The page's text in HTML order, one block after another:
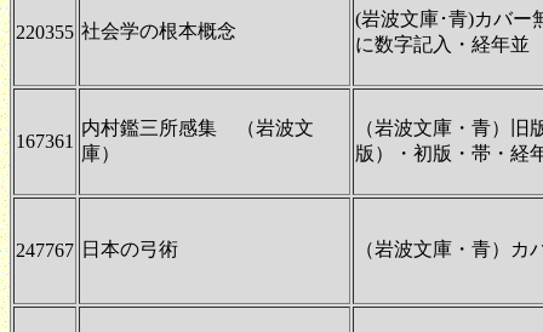
220355 社会学の根本概念
(岩波文庫･青)カバー
に数字記入・経年並
167361
内村鑑三所感集 （岩波文
庫）
（岩波文庫・青）旧
版）・初版・帯・経
247767 日本の弓術 （岩波文庫・青）カ